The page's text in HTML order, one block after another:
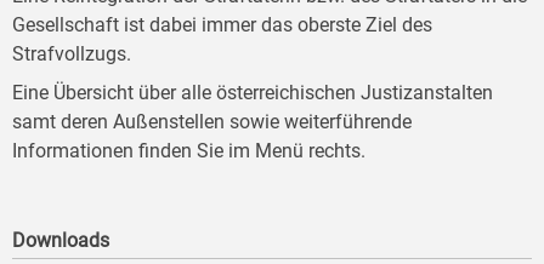
Gesellschaft ist dabei immer das oberste Ziel des
Strafvollzugs.
Eine Übersicht über alle österreichischen Justizanstalten
samt deren Außenstellen sowie weiterführende
Informationen finden Sie im Menü rechts.
Downloads